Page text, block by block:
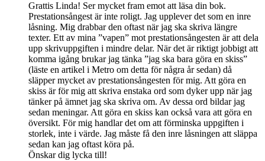
Grattis Linda! Ser mycket fram emot att läsa din bok.
Prestationsångest är inte roligt. Jag upplever det som en inre
låsning. Mig drabbar den oftast när jag ska skriva längre
texter. Ett av mina ”vapen” mot prestationsångesten är att dela
upp skrivuppgiften i mindre delar. När det är riktigt jobbigt att
komma igång brukar jag tänka ”jag ska bara göra en skiss”
(läste en artikel i Metro om detta för några år sedan) då
släpper mycket av prestationsångesten för mig. Att göra en
skiss är för mig att skriva enstaka ord som dyker upp när jag
tänker på ämnet jag ska skriva om. Av dessa ord bildar jag
sedan meningar. Att göra en skiss kan också vara att göra en
översikt. För mig handlar det om att förminska uppgiften i
storlek, inte i värde. Jag måste få den inre låsningen att släppa
sedan kan jag oftast köra på.
Önskar dig lycka till!